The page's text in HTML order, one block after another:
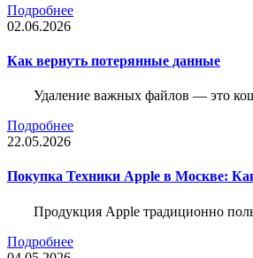
Подробнее
02.06.2026
Как вернуть потерянные данные
Удаление важных файлов — это
Подробнее
22.05.2026
Покупка Техники Apple в Москве:
Продукция Apple традиционно
Подробнее